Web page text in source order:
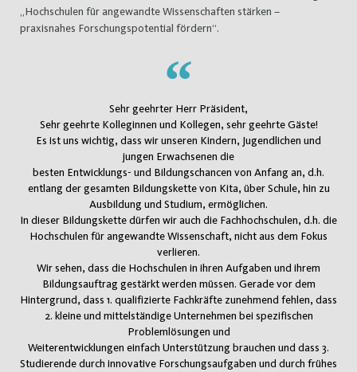
„Hochschulen für angewandte Wissenschaften stärken –
praxisnahes Forschungspotential fördern“.
Sehr geehrter Herr Präsident,
Sehr geehrte Kolleginnen und Kollegen, sehr geehrte Gäste!
Es ist uns wichtig, dass wir unseren Kindern, Jugendlichen und
jungen Erwachsenen die
besten Entwicklungs- und Bildungschancen von Anfang an, d.h.
entlang der gesamten Bildungskette von Kita, über Schule, hin zu
Ausbildung und Studium, ermöglichen.
In dieser Bildungskette dürfen wir auch die Fachhochschulen, d.h. die
Hochschulen für angewandte Wissenschaft, nicht aus dem Fokus
verlieren.
Wir sehen, dass die Hochschulen in ihren Aufgaben und ihrem
Bildungsauftrag gestärkt werden müssen. Gerade vor dem
Hintergrund, dass 1. qualifizierte Fachkräfte zunehmend fehlen, dass
2. kleine und mittelständige Unternehmen bei spezifischen
Problemlösungen und
Weiterentwicklungen einfach Unterstützung brauchen und dass 3.
Studierende durch innovative Forschungsaufgaben und durch frühes